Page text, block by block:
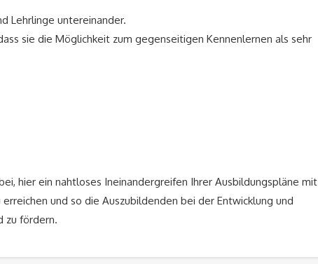
Lehrlinge untereinander.
sie die Möglichkeit zum gegenseitigen Kennenlernen als sehr
hier ein nahtloses Ineinandergreifen Ihrer Ausbildungspläne mit
und so die Auszubildenden bei der Entwicklung und
zu fördern.